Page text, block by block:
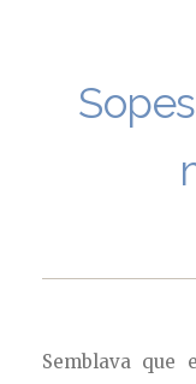
Semblava que